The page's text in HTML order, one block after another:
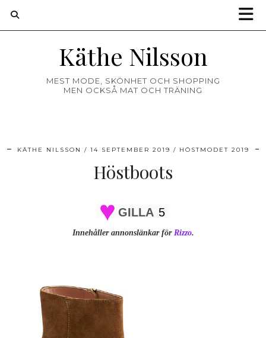
Käthe Nilsson
MEST MODE, SKÖNHET OCH SHOPPING
MEN OCKSÅ MAT OCH TRÄNING
KÄTHE NILSSON 14 SEPTEMBER 2019 HÖSTMODET 2019
Höstboots
GILLA 5
Innehåller annonslänkar för Rizzo.